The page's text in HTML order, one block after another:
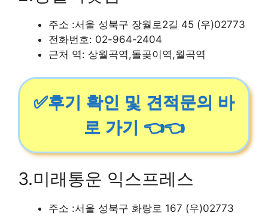
주소 :서울 성북구 장월로2길 45 (우)02773
전화번호: 02-964-2404
근처 역: 상월곡역,돌곶이역,월곡역
✅후기 확인 및 견적문의 바
로 가기 👈👈
3.미래통운 익스프레스
주소 :서울 성북구 화랑로 167 (우)02773